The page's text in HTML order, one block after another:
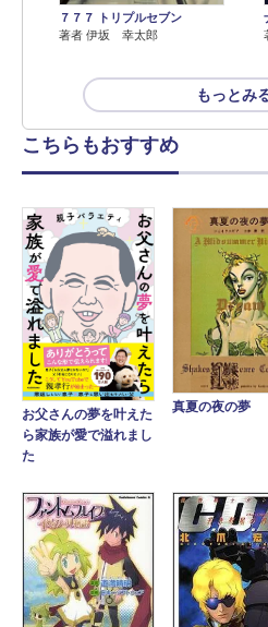
７７７ トリプルセブン
著者 伊坂 幸太郎
もっとみ
こちらもおすすめ
お父さんの夢を叶えた
ら家族が愛で溢れまし
た
真夏の夜の夢